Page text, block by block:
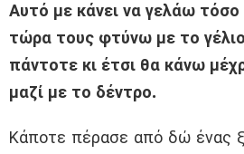
Αυτό με κάνει να γελάω τόσο
τώρα τους φτύνω με το
πάντοτε κι έτσι θα κάνω
μαζί με το δέντρο.
Κάποτε πέρασε από δώ ένας